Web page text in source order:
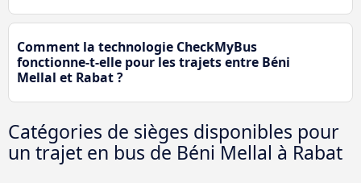
Comment la technologie CheckMyBus
fonctionne-t-elle pour les trajets entre Béni
Mellal et Rabat ?
Catégories de sièges disponibles pour
un trajet en bus de Béni Mellal à Rabat